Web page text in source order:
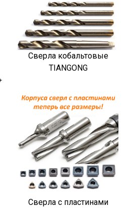
Сверла кобальтовые
TIANGONG
Сверла с пластинами